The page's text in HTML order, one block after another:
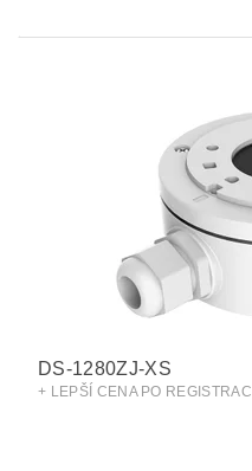
DS-1280ZJ-XS
+ LEPŠÍ CENA PO REGISTRACI